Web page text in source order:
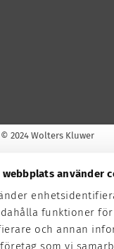
webbplats använder
funktioner för
och annan
som vi
© 2024 Wolters Kluwer